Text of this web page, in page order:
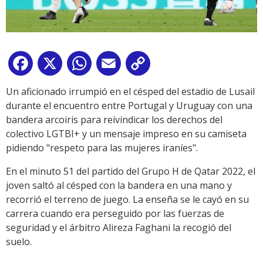
Facebook
X WhatsApp
Email
Link
Un aficionado irrumpió en el césped del estadio de Lusail
durante el encuentro entre Portugal y Uruguay con una
bandera arcoiris para reivindicar los derechos del
colectivo LGTBI+ y un mensaje impreso en su camiseta
pidiendo "respeto para las mujeres iraníes".
En el minuto 51 del partido del Grupo H de Qatar 2022, el
joven saltó al césped con la bandera en una mano y
recorrió el terreno de juego. La enseña se le cayó en su
carrera cuando era perseguido por las fuerzas de
seguridad y el árbitro Alireza Faghani la recogió del
suelo.